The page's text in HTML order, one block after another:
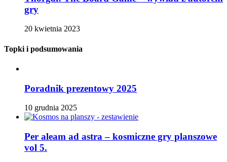
gry
20 kwietnia 2023
Topki i podsumowania
Poradnik prezentowy 2025
10 grudnia 2025
Per aleam ad astra – kosmiczne gry planszowe
vol 5.